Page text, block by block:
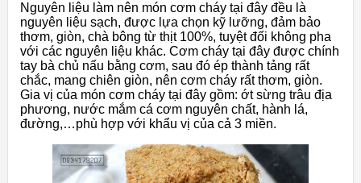
Nguyên liệu làm nên món cơm cháy tại đây đều là
nguyên liệu sạch, được lựa chọn kỹ lưỡng, đảm bảo
thơm, giòn, chà bông từ thịt 100%, tuyệt đối không pha
với các nguyên liệu khác. Cơm cháy tại đây được chính
tay bà chủ nấu bằng cơm, sau đó ép thành tảng rất
chắc, mang chiên giòn, nên cơm cháy rất thơm, giòn.
Gia vị của món cơm cháy tại đây gồm: ớt sừng trâu địa
phương, nước mắm cá cơm nguyên chất, hành lá,
đường,…phù hợp với khẩu vị của cả 3 miền.